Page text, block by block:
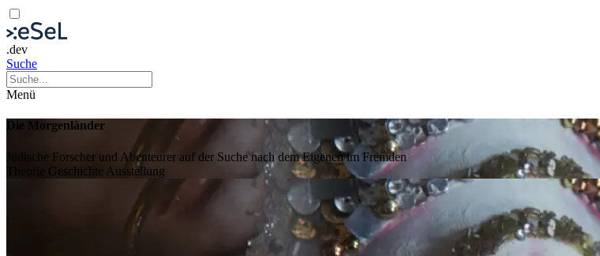
.dev
Suche
Menü
Die Morgenländer
Jüdische Forscher und Abenteurer auf der Suche nach dem Eigenen im Fremden
Theorie Geschichte Ausstellung